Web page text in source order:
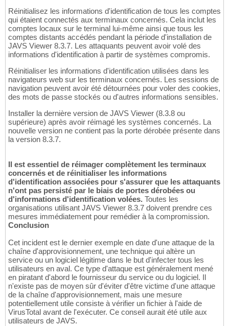
Réinitialisez les informations d'identification de tous les comptes
qui étaient connectés aux terminaux concernés. Cela inclut les
comptes locaux sur le terminal lui-même ainsi que tous les
comptes distants accédés pendant la période d'installation de
JAVS Viewer 8.3.7. Les attaquants peuvent avoir volé des
informations d'identification à partir de systèmes compromis.
Réinitialiser les informations d'identification utilisées dans les
navigateurs web sur les terminaux concernés. Les sessions de
navigation peuvent avoir été détournées pour voler des cookies,
des mots de passe stockés ou d'autres informations sensibles.
Installer la dernière version de JAVS Viewer (8.3.8 ou
supérieure) après avoir réimagé les systèmes concernés. La
nouvelle version ne contient pas la porte dérobée présente dans
la version 8.3.7.
Il est essentiel de réimager complètement les terminaux
concernés et de réinitialiser les informations
d'identification associées pour s'assurer que les attaquants
n'ont pas persisté par le biais de portes dérobées ou
d'informations d'identification volées. Toutes les
organisations utilisant JAVS Viewer 8.3.7 doivent prendre ces
mesures immédiatement pour remédier à la compromission.
Conclusion
Cet incident est le dernier exemple en date d'une attaque de la
chaîne d'approvisionnement, une technique qui altère un
service ou un logiciel légitime dans le but d'infecter tous les
utilisateurs en aval. Ce type d'attaque est généralement mené
en piratant d'abord le fournisseur du service ou du logiciel. Il
n'existe pas de moyen sûr d'éviter d'être victime d'une attaque
de la chaîne d'approvisionnement, mais une mesure
potentiellement utile consiste à vérifier un fichier à l'aide de
VirusTotal avant de l'exécuter. Ce conseil aurait été utile aux
utilisateurs de JAVS.